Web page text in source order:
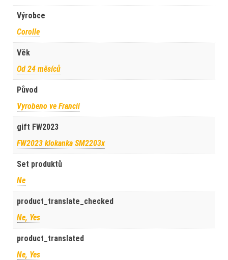
Výrobce
Corolle
Věk
Od 24 měsíců
Původ
Vyrobeno ve Francii
gift FW2023
FW2023 klokanka SM2203x
Set produktů
Ne
product_translate_checked
Ne, Yes
product_translated
Ne, Yes